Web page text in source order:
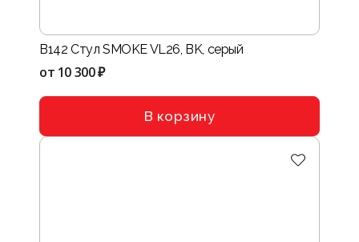
B142 Стул SMOKE VL26, BK, сеpый
от 10 300 ₽
В корзину